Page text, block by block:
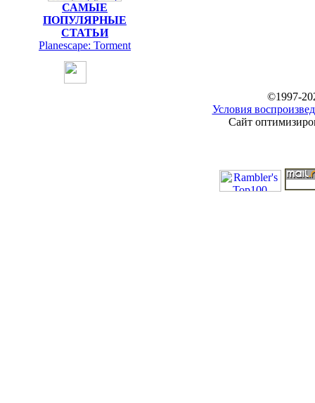
САМЫЕ
ПОПУЛЯРНЫЕ
СТАТЬИ
Planescape: Torment
©1997-
Условия
Сайт